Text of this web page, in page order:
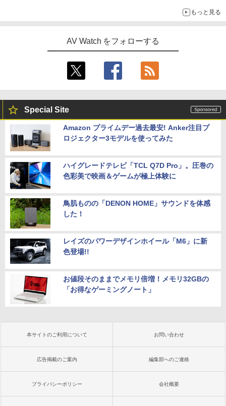
もっと見る
AV Watch をフォローする
Special Site
Amazon プライムデー過去最安! Anker注目プ
ロジェクター3モデルを使ってみた
ハイグレードテレビ「TCL Q7D Pro」。圧巻の
色彩美で映画＆ゲームが極上体験に
鳥肌ものの「DENON HOME」サウンドを体感
した！
レイズのパワーデザインホイール「M6」に新
色登場!!
お値段そのままでメモリ倍増！メモリ32GBの
「お得なゲーミングノート」
本サイトのご利用について お問い合わせ
広告掲載のご案内 編集部へのご連絡
プライバシーポリシー 会社概要